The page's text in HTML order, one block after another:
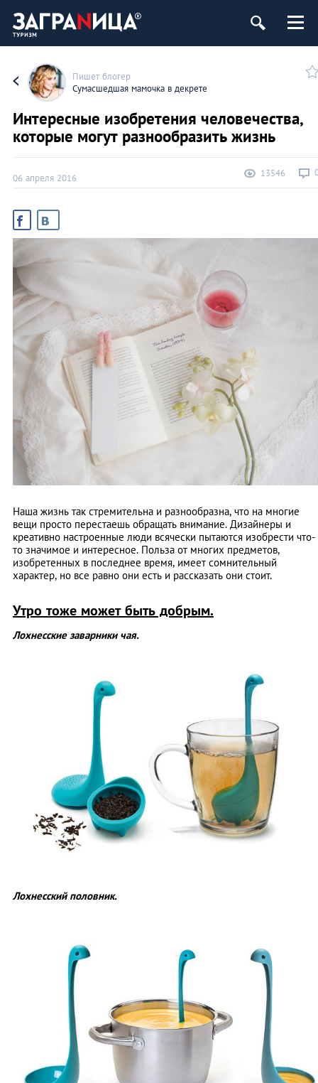
Пишет блогер
Сумасшедшая мамочка в декрете
Интересные изобретения человечества,
которые могут разнообразить жизнь
06 апреля 2016 13546
Наша жизнь так стремительна и разнообразна, что на многие
вещи просто перестаешь обращать внимание. Дизайнеры и
креативно настроенные люди всячески пытаются изобрести что-
то значимое и интересное. Польза от многих предметов,
изобретенных в последнее время, имеет сомнительный
характер, но все равно они есть и рассказать они стоит.
Утро тоже может быть добрым.
Лохнесские заварники чая.
Лохнесский половник.